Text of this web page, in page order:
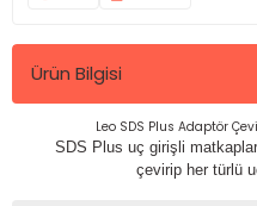
Ürün Bilgisi
Leo SDS Plus Adaptör
SDS Plus uç girişli
çevirip her türlü